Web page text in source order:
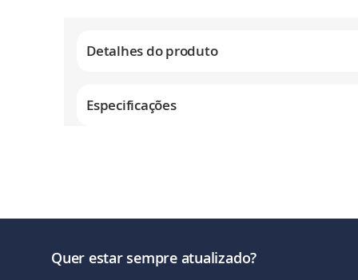
imagens
Detalhes do produto
Especificações
Quer estar sempre atualizado?